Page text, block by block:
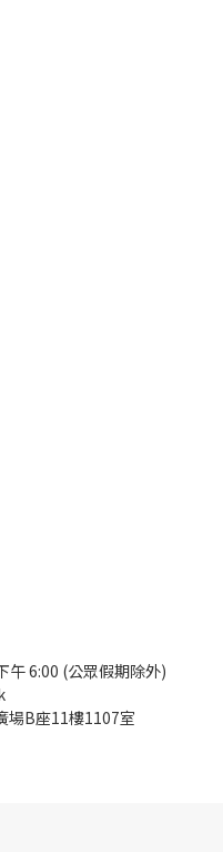
午 6:00 (公眾假期除外)
場B座11樓1107室